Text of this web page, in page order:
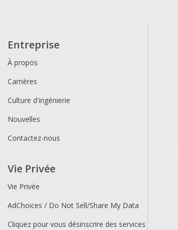
Entreprise
À propos
Carrières
Culture d'ingénierie
Nouvelles
Contactez-nous
Vie Privée
Vie Privée
AdChoices / Do Not Sell/Share My Data
Cliquez pour vous désinscrire des services